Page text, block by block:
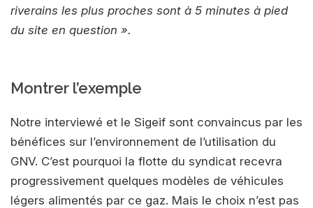
riverains les plus proches sont à 5 minutes à pied
du site en question ».
Montrer l’exemple
Notre interviewé et le Sigeif sont convaincus par les
bénéfices sur l’environnement de l’utilisation du
GNV. C’est pourquoi la flotte du syndicat recevra
progressivement quelques modèles de véhicules
légers alimentés par ce gaz. Mais le choix n’est pas